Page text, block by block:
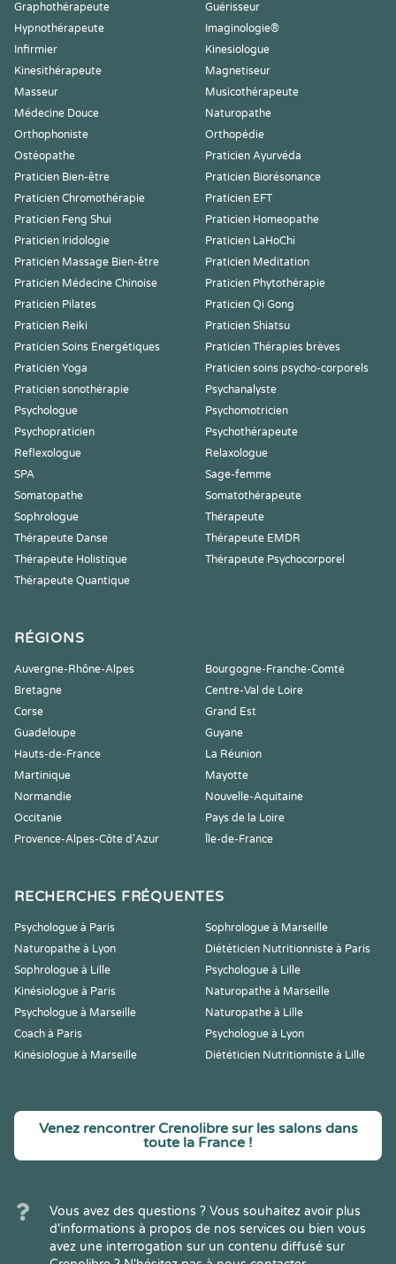
Graphothérapeute
Guérisseur
Hypnothérapeute
Imaginologie®
Infirmier
Kinesiologue
Kinesithérapeute
Magnetiseur
Masseur
Musicothérapeute
Médecine Douce
Naturopathe
Orthophoniste
Orthopédie
Ostéopathe
Praticien Ayurvéda
Praticien Bien-être
Praticien Biorésonance
Praticien Chromothérapie
Praticien EFT
Praticien Feng Shui
Praticien Homeopathe
Praticien Iridologie
Praticien LaHoChi
Praticien Massage Bien-être
Praticien Meditation
Praticien Médecine Chinoise
Praticien Phytothérapie
Praticien Pilates
Praticien Qi Gong
Praticien Reiki
Praticien Shiatsu
Praticien Soins Energétiques
Praticien Thérapies brèves
Praticien Yoga
Praticien soins psycho-corporels
Praticien sonothérapie
Psychanalyste
Psychologue
Psychomotricien
Psychopraticien
Psychothérapeute
Reflexologue
Relaxologue
SPA
Sage-femme
Somatopathe
Somatothérapeute
Sophrologue
Thérapeute
Thérapeute Danse
Thérapeute EMDR
Thérapeute Holistique
Thérapeute Psychocorporel
Thérapeute Quantique
RÉGIONS
Auvergne-Rhône-Alpes
Bourgogne-Franche-Comté
Bretagne
Centre-Val de Loire
Corse
Grand Est
Guadeloupe
Guyane
Hauts-de-France
La Réunion
Martinique
Mayotte
Normandie
Nouvelle-Aquitaine
Occitanie
Pays de la Loire
Provence-Alpes-Côte d'Azur
Île-de-France
RECHERCHES FRÉQUENTES
Psychologue à Paris
Sophrologue à Marseille
Naturopathe à Lyon
Diététicien Nutritionniste à Paris
Sophrologue à Lille
Psychologue à Lille
Kinésiologue à Paris
Naturopathe à Marseille
Psychologue à Marseille
Naturopathe à Lille
Coach à Paris
Psychologue à Lyon
Kinésiologue à Marseille
Diététicien Nutritionniste à Lille
Venez rencontrer Crenolibre sur les salons dans
toute la France !
Vous avez des questions ? Vous souhaitez avoir plus
d'informations à propos de nos services ou bien vous
avez une interrogation sur un contenu diffusé sur